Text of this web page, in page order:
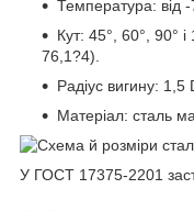
Температура: від
Кут: 45°, 60°, 90°
76,1?4).
Радіус вигину: 1,5
Матеріал: сталь
У ГОСТ 17375-2201